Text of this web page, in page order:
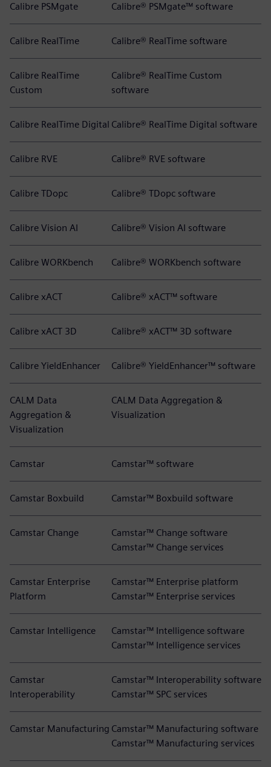
Calibre PSMgate Calibre® PSMgate™ software
Calibre RealTime Calibre® RealTime software
Calibre RealTime
Custom
Calibre® RealTime Custom
software
Calibre RealTime Digital Calibre® RealTime Digital software
Calibre RVE Calibre® RVE software
Calibre TDopc Calibre® TDopc software
Calibre Vision AI Calibre® Vision AI software
Calibre WORKbench Calibre® WORKbench software
Calibre xACT Calibre® xACT™ software
Calibre xACT 3D Calibre® xACT™ 3D software
Calibre YieldEnhancer Calibre® YieldEnhancer™ software
CALM Data
Aggregation &
Visualization
CALM Data Aggregation &
Visualization
Camstar Camstar™ software
Camstar Boxbuild Camstar™ Boxbuild software
Camstar Change
Camstar™ Change software
Camstar™ Change services
Camstar Enterprise
Platform
Camstar™ Enterprise platform
Camstar™ Enterprise services
Camstar Intelligence
Camstar™ Intelligence software
Camstar™ Intelligence services
Camstar
Interoperability
Camstar™ Interoperability software
Camstar™ SPC services
Camstar Manufacturing Camstar™ Manufacturing software
Camstar™ Manufacturing services